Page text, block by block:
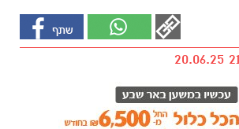
באר שבע, באר שבע נט